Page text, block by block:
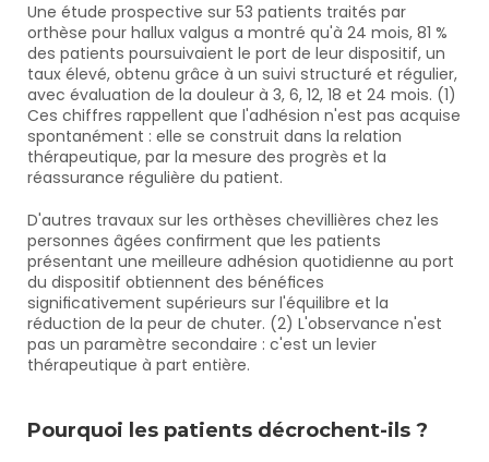
Une étude prospective sur 53 patients traités par
orthèse pour hallux valgus a montré qu'à 24 mois, 81 %
des patients poursuivaient le port de leur dispositif, un
taux élevé, obtenu grâce à un suivi structuré et régulier,
avec évaluation de la douleur à 3, 6, 12, 18 et 24 mois. (1)
Ces chiffres rappellent que l'adhésion n'est pas acquise
spontanément : elle se construit dans la relation
thérapeutique, par la mesure des progrès et la
réassurance régulière du patient.
D'autres travaux sur les orthèses chevillières chez les
personnes âgées confirment que les patients
présentant une meilleure adhésion quotidienne au port
du dispositif obtiennent des bénéfices
significativement supérieurs sur l'équilibre et la
réduction de la peur de chuter. (2) L'observance n'est
pas un paramètre secondaire : c'est un levier
thérapeutique à part entière.
Pourquoi les patients décrochent-ils ?